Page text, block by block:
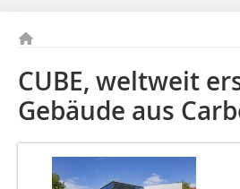
CUBE, weltweit
Gebäude aus